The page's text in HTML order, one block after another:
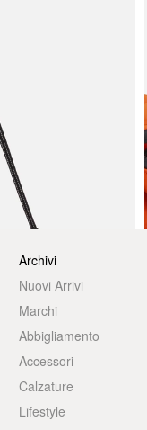
Archivi
Nuovi Arrivi
Marchi
Abbigliamento
Accessori
Calzature
Lifestyle